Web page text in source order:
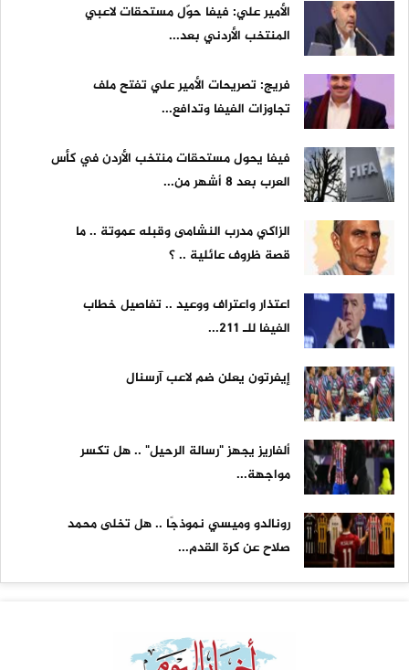
الأمير علي: فيفا حوّل مستحقات لاعبي
المنتخب الأردني بعد...
فريج: تصريحات الأمير علي تفتح ملف
تجاوزات الفيفا وتدافع...
فيفا يحول مستحقات منتخب الأردن في كأس
العرب بعد 8 أشهر من...
الزاكي مدرب النشامى وقبله عموتة .. ما
قصة ظروف عائلية .. ؟
اعتذار واعتراف ووعيد .. تفاصيل خطاب
الفيفا للـ 211...
إيفرتون يعلن ضم لاعب آرسنال
ألفاريز يجهز "رسالة الرحيل" .. هل تكسر
مواجهة...
رونالدو وميسي نموذجًا .. هل تخلى محمد
صلاح عن كرة القدم...